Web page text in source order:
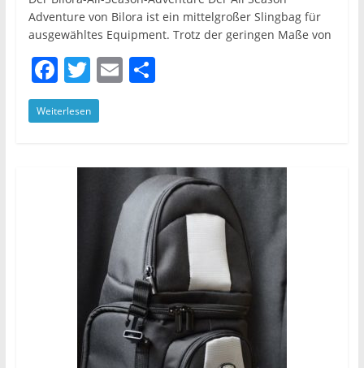
Adventure von Bilora ist ein mittelgroßer Slingbag für
ausgewähltes Equipment. Trotz der geringen Maße von
F
a
c
T
w
itt
E T
Weiterlesen